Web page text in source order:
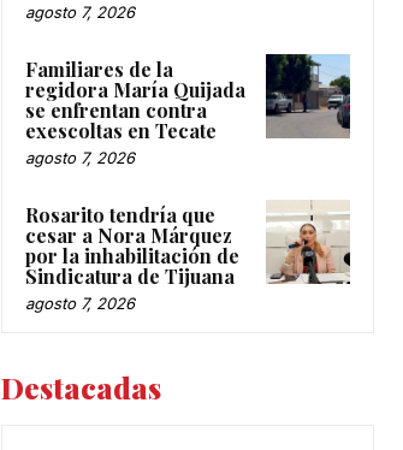
agosto 7, 2026
Familiares de la
regidora María Quijada
se enfrentan contra
exescoltas en Tecate
agosto 7, 2026
Rosarito tendría que
cesar a Nora Márquez
por la inhabilitación de
Sindicatura de Tijuana
agosto 7, 2026
Destacadas